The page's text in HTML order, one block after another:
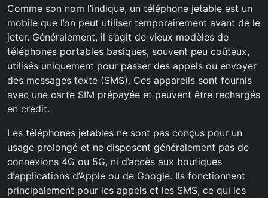
Comme son nom l’indique, un téléphone jetable est un
mobile que l’on peut utiliser temporairement avant de le
jeter. Généralement, il s’agit de vieux modèles de
téléphones portables basiques, souvent peu coûteux,
utilisés uniquement pour passer des appels ou envoyer
des messages texte (SMS). Ces appareils sont fournis
avec une carte SIM prépayée et peuvent être rechargés
en crédit.
Les téléphones jetables ne sont pas conçus pour un
usage prolongé et ne disposent généralement pas de
connexions 4G ou 5G, ni d’accès aux boutiques
d’applications d’Apple ou de Google. Ils fonctionnent
principalement pour les appels et les SMS, ce qui les